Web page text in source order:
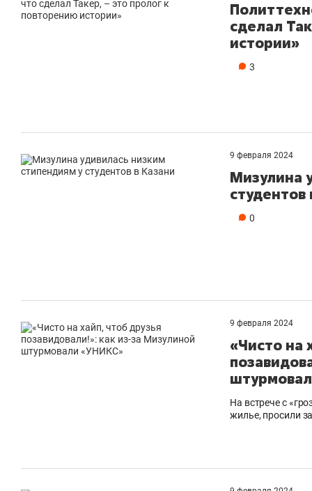
сделал
истории»
3
9 февраля 2024
Мизулина
студентов
0
9 февраля 2024
«Чисто на
На встрече с
жилье, просили